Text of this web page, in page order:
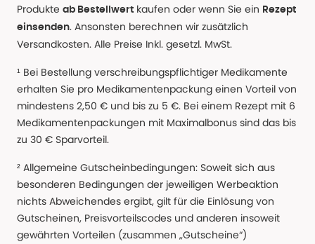
Produkte ab Bestellwert kaufen oder wenn Sie ein Rezept
einsenden. Ansonsten berechnen wir zusätzlich
Versandkosten. Alle Preise Inkl. gesetzl. MwSt.
¹ Bei Bestellung verschreibungspflichtiger Medikamente
erhalten Sie pro Medikamentenpackung einen Vorteil von
mindestens 2,50 € und bis zu 5 €. Bei einem Rezept mit 6
Medikamentenpackungen mit Maximalbonus sind das bis
zu 30 € Sparvorteil.
² Allgemeine Gutscheinbedingungen: Soweit sich aus
besonderen Bedingungen der jeweiligen Werbeaktion
nichts Abweichendes ergibt, gilt für die Einlösung von
Gutscheinen, Preisvorteilscodes und anderen insoweit
gewährten Vorteilen (zusammen „Gutscheine“)